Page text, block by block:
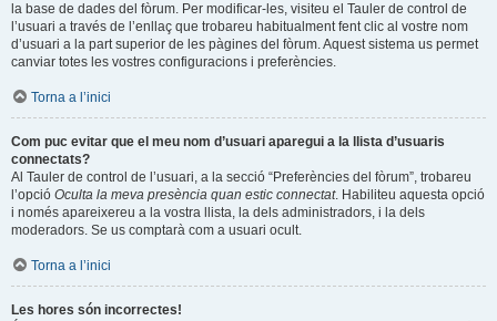
la base de dades del fòrum. Per modificar-les, visiteu el Tauler de control de
l’usuari a través de l’enllaç que trobareu habitualment fent clic al vostre nom
d’usuari a la part superior de les pàgines del fòrum. Aquest sistema us permet
canviar totes les vostres configuracions i preferències.
Torna a l’inici
Com puc evitar que el meu nom d’usuari aparegui a la llista d’usuaris
connectats?
Al Tauler de control de l’usuari, a la secció “Preferències del fòrum”, trobareu
l’opció Oculta la meva presència quan estic connectat. Habiliteu aquesta opció
i només apareixereu a la vostra llista, la dels administradors, i la dels
moderadors. Se us comptarà com a usuari ocult.
Torna a l’inici
Les hores són incorrectes!